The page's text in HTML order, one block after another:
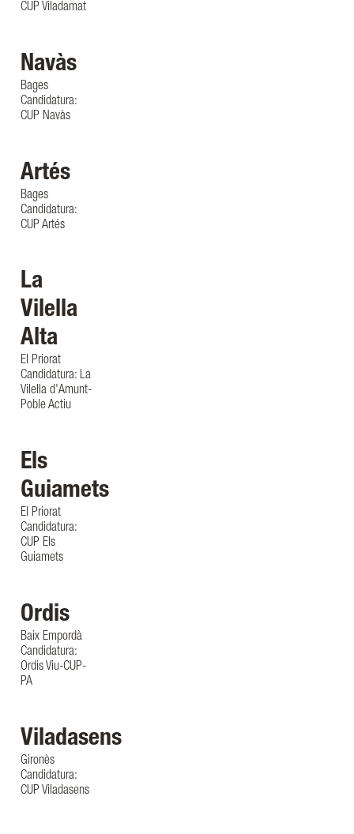
CUP Viladamat
Navàs
Bages
Candidatura:
CUP Navàs
Artés
Bages
Candidatura:
CUP Artés
La
Vilella
Alta
El Priorat
Candidatura: La
Vilella d'Amunt-
Poble Actiu
Els
Guiamets
El Priorat
Candidatura:
CUP Els
Guiamets
Ordis
Baix Empordà
Candidatura:
Ordis Viu-CUP-
PA
Viladasens
Gironès
Candidatura:
CUP Viladasens